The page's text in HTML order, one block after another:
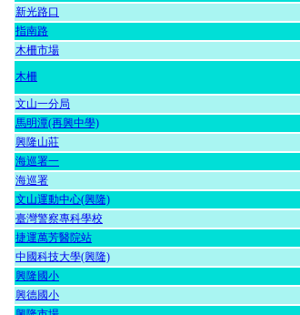
新光路口
指南路
木柵市場
木柵
文山一分局
馬明潭(再興中學)
興隆山莊
海巡署一
海巡署
文山運動中心(興隆)
臺灣警察專科學校
捷運萬芳醫院站
中國科技大學(興隆)
興隆國小
興德國小